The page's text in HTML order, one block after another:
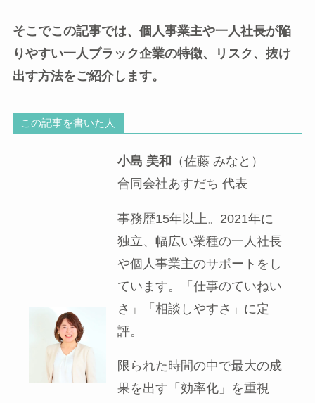
そこでこの記事では、個人事業主や一人社長が陥
りやすい一人ブラック企業の特徴、リスク、抜け
出す方法をご紹介します。
この記事を書いた人
小島 美和 （佐藤 みなと）
合同会社あすだち 代表
事務歴15年以上。2021年に
独立、幅広い業種の一人社長
や個人事業主のサポートをし
ています。「仕事のていねい
さ」「相談しやすさ」に定
評。
限られた時間の中で最大の成
果を出す「効率化」を重視